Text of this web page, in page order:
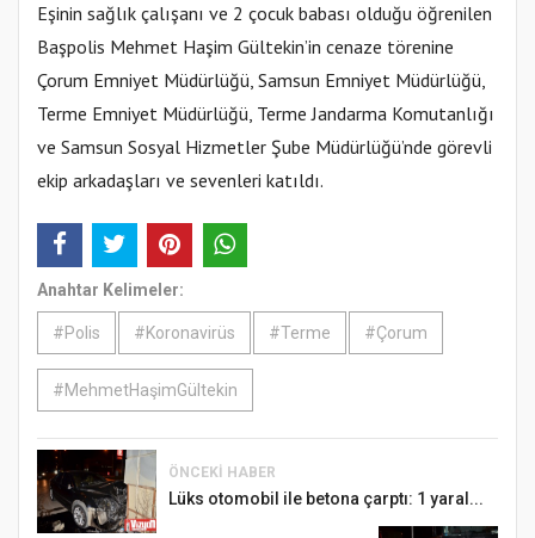
Eşinin sağlık çalışanı ve 2 çocuk babası olduğu öğrenilen
Başpolis Mehmet Haşim Gültekin’in cenaze törenine
Çorum Emniyet Müdürlüğü, Samsun Emniyet Müdürlüğü,
Terme Emniyet Müdürlüğü, Terme Jandarma Komutanlığı
ve Samsun Sosyal Hizmetler Şube Müdürlüğü’nde görevli
ekip arkadaşları ve sevenleri katıldı.
Anahtar Kelimeler:
#Polis #Koronavirüs #Terme #Çorum
#MehmetHaşimGültekin
ÖNCEKI HABER
Lüks otomobil ile betona çarptı: 1 yaral...